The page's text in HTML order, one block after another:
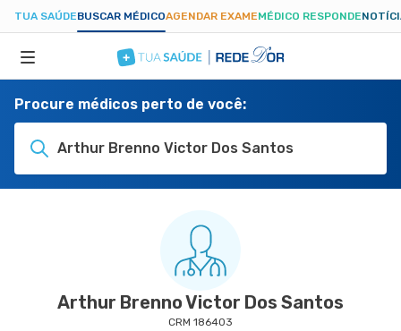
TUA SAÚDEBUSCAR MÉDICOAGENDAR EXAMEMÉDICO RESPONDE
ESPECIALIDADES
Procure médicos perto de você:
Arthur Brenno Victor Dos Santos
Arthur Brenno Victor Dos Santos
CRM 186403